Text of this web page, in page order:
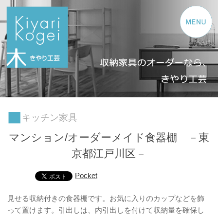
コンテンツへスキップ
キッチン家具
マンション/オーダーメイド食器棚 －東
京都江戸川区－
Pocket
見せる収納付きの食器棚です。お気に入りのカップなどを飾
って置けます。引出しは、内引出しを付けて収納量を確保し